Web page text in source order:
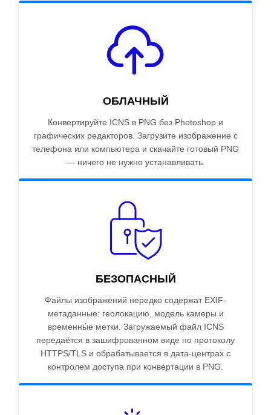
ОБЛАЧНЫЙ
Конвертируйте ICNS в PNG без Photoshop и
графических редакторов. Загрузите изображение с
телефона или компьютера и скачайте готовый PNG
— ничего не нужно устанавливать.
БЕЗОПАСНЫЙ
Файлы изображений нередко содержат EXIF-
метаданные: геолокацию, модель камеры и
временны́е метки. Загружаемый файл ICNS
передаётся в зашифрованном виде по протоколу
HTTPS/TLS и обрабатывается в дата-центрах с
контролем доступа при конвертации в PNG.